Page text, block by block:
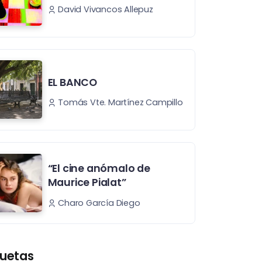
David Vivancos Allepuz
EL BANCO
Tomás Vte. Martínez Campillo
“El cine anómalo de
Maurice Pialat”
Charo García Diego